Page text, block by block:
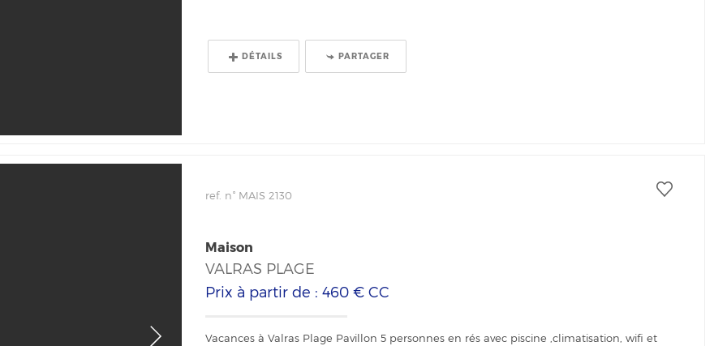
DÉTAILS PARTAGER
ref. n° MAIS 2130
Maison
VALRAS PLAGE
Prix à partir de : 460 €CC
Vacances à Valras Plage Pavillon 5 personnes en rés avec piscine ,climatisation, wifi et